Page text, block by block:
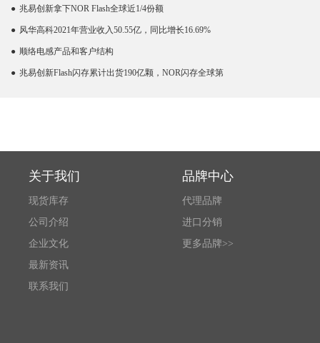
● 兆易创新拿下NOR Flash全球近1/4份额
● 风华高科2021年营业收入50.55亿，同比增长16.69%
● 顺络电感产品和客户结构
● 兆易创新Flash闪存累计出货190亿颗，NOR闪存全球第
关于我们
现货库存
公司介绍
企业文化
最新资讯
联系我们
品牌中心
代理品牌
进口分销
更多品牌>>